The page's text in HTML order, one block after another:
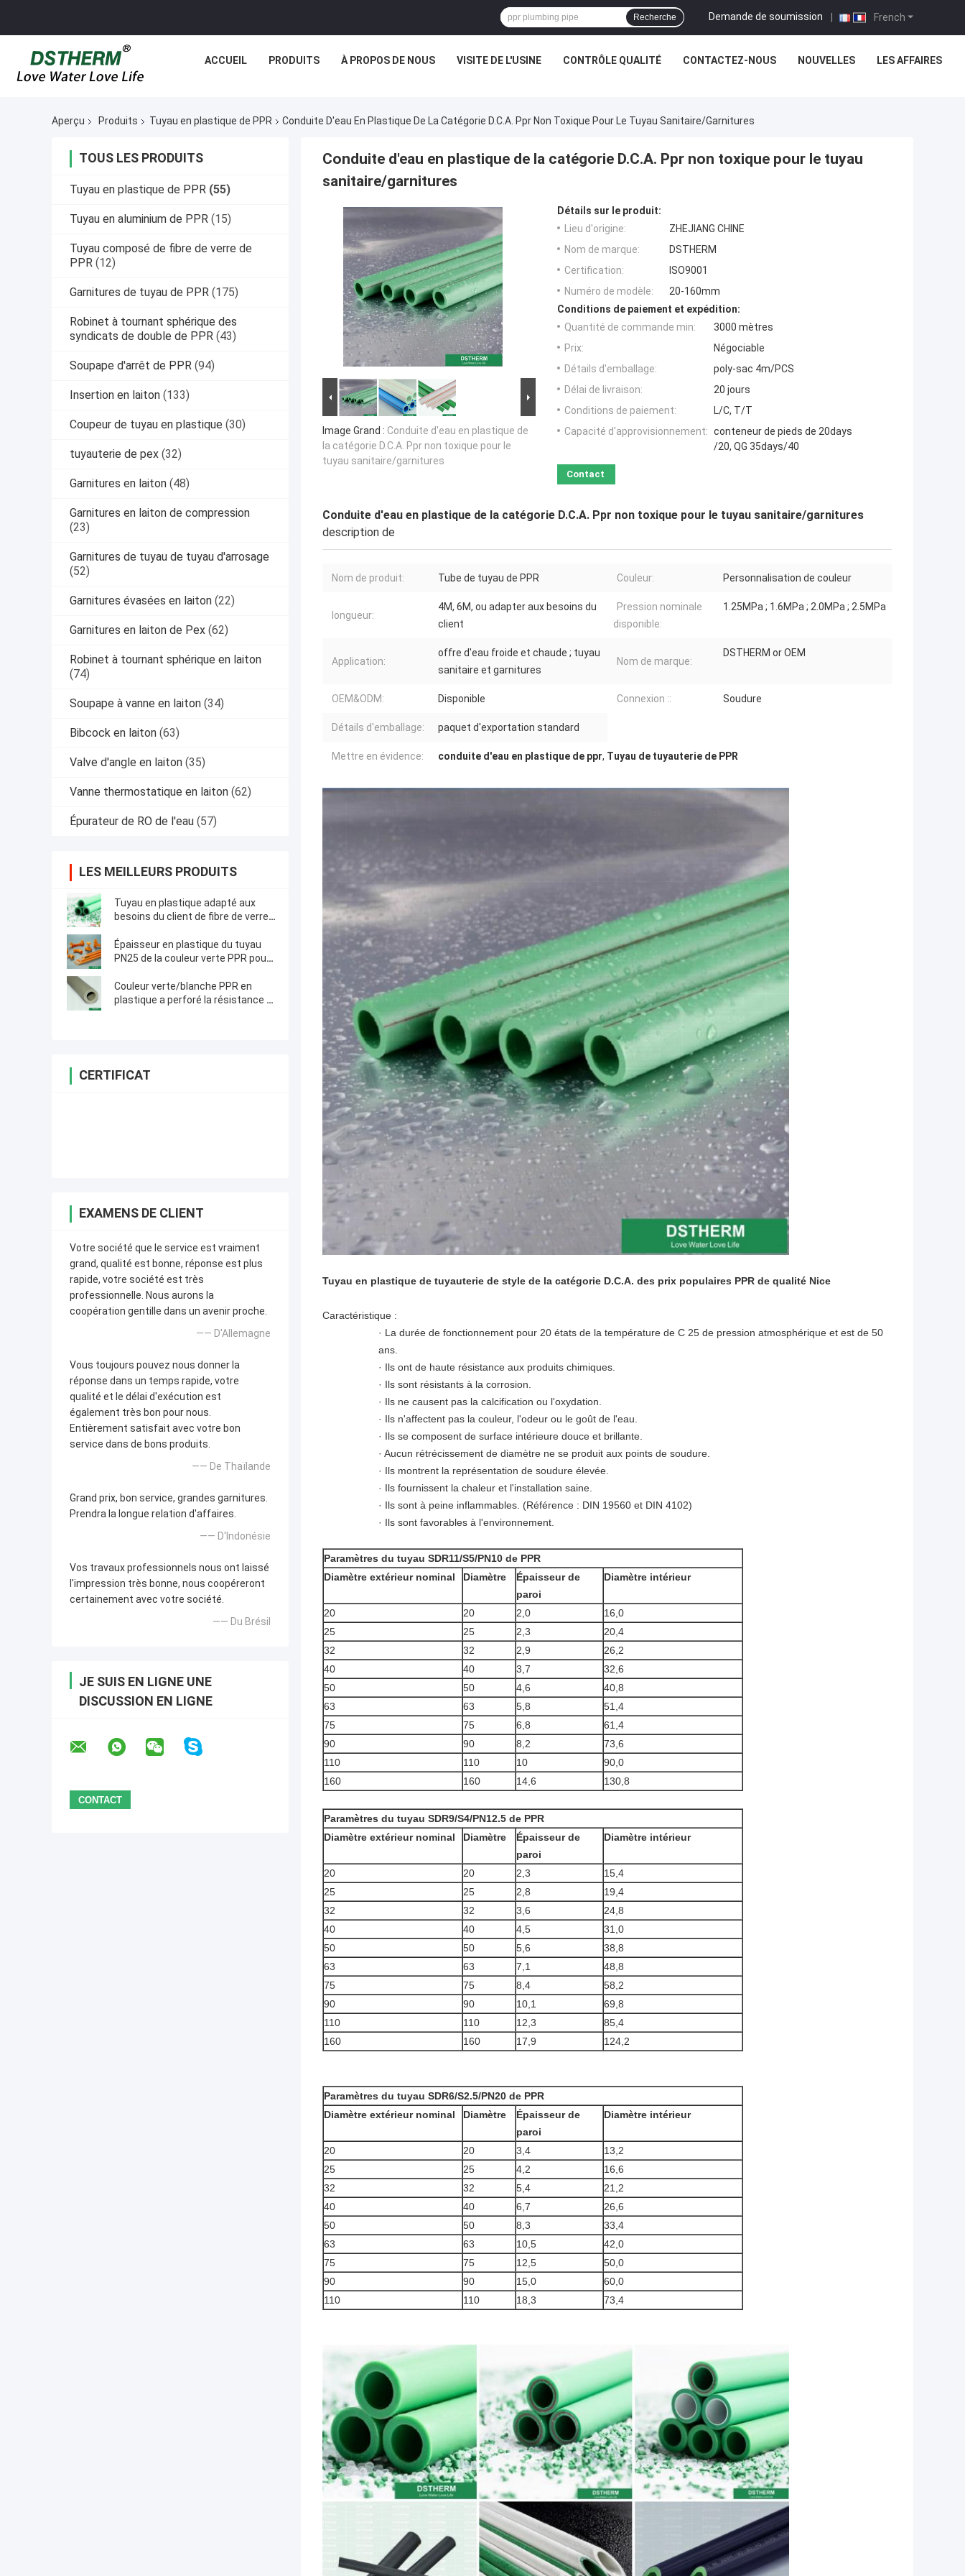
French
Demande de soumission |
Recherche
ACCUEIL PRODUITS À PROPOS DE NOUS VISITE DE L'USINE CONTRÔLE QUALITÉ CONTACTEZ-NOUS NOUVELLES LES AFFAIRES
Aperçu Produits Tuyau en plastique de PPR Conduite D'eau En Plastique De La Catégorie D.C.A. Ppr Non Toxique Pour Le Tuyau Sanitaire/garnitures
TOUS LES PRODUITS
Tuyau en plastique de PPR (55)
Tuyau en aluminium de PPR (15)
Tuyau composé de fibre de verre de
PPR (12)
Garnitures de tuyau de PPR (175)
Robinet à tournant sphérique des
syndicats de double de PPR (43)
Soupape d'arrêt de PPR (94)
Insertion en laiton (133)
Coupeur de tuyau en plastique (30)
tuyauterie de pex (32)
Garnitures en laiton (48)
Garnitures en laiton de compression
(23)
Garnitures de tuyau de tuyau d'arrosage
(52)
Garnitures évasées en laiton (22)
Garnitures en laiton de Pex (62)
Robinet à tournant sphérique en laiton
(74)
Soupape à vanne en laiton (34)
Bibcock en laiton (63)
Valve d'angle en laiton (35)
Vanne thermostatique en laiton (62)
Épurateur de RO de l'eau (57)
LES MEILLEURS PRODUITS
Tuyau en plastique adapté aux
besoins du client de fibre de verre
plastique sûr fiable
Épaisseur en plastique du tuyau
PN25 de la couleur verte PPR pour
Couleur verte/blanche PPR en
plastique a perforé la résistance à
CERTIFICAT
EXAMENS DE CLIENT
Votre société que le service est vraiment
grand, qualité est bonne, réponse est plus
rapide, votre société est très
professionnelle. Nous aurons la
coopération gentille dans un avenir proche.
—— D'Allemagne
Vous toujours pouvez nous donner la
réponse dans un temps rapide, votre
qualité et le délai d'exécution est
également très bon pour nous.
Entièrement satisfait avec votre bon
service dans de bons produits.
—— De Thaïlande
Grand prix, bon service, grandes garnitures.
Prendra la longue relation d'affaires.
—— D'Indonésie
Vos travaux professionnels nous ont laissé
l'impression très bonne, nous coopéreront
certainement avec votre société.
—— Du Brésil
JE SUIS EN LIGNE UNE
DISCUSSION EN LIGNE
Conduite d'eau en plastique de la catégorie D.C.A. Ppr non toxique pour le tuyau
sanitaire/garnitures
Image Grand : Conduite d'eau en plastique de
la catégorie D.C.A. Ppr non toxique pour le
tuyau sanitaire/garnitures
Détails sur le produit:
Lieu d'origine:
ZHEJIANG CHINE
Nom de marque:
DSTHERM
Certification:
ISO9001
Numéro de modèle:
20-160mm
Conditions de paiement et expédition:
Quantité de commande min:
3000 mètres
Prix:
Négociable
Détails d'emballage:
poly-sac 4m/PCS
Délai de livraison:
20 jours
Conditions de paiement:
L/C, T/T
Capacité d'approvisionnement: conteneur de pieds de 20days
/20, QG 35days/40
Contact
Conduite d'eau en plastique de la catégorie D.C.A. Ppr non toxique pour le tuyau sanitaire/garnitures
description de
Nom de produit: Tube de tuyau de PPR Couleur: Personnalisation de couleur
longueur:
4M, 6M, ou adapter aux besoins du
client
Pression nominale
disponible:
1.25MPa ; 1.6MPa ; 2.0MPa ; 2.5MPa
Application:
offre d'eau froide et chaude ; tuyau
sanitaire et garnitures
Nom de marque:
DSTHERM or OEM
OEM&ODM: Disponible Connexion :: Soudure
Détails d'emballage: paquet d'exportation standard
Mettre en évidence: conduite d'eau en plastique de ppr, Tuyau de tuyauterie de PPR
Tuyau en plastique de tuyauterie de style de la catégorie D.C.A. des prix populaires PPR de qualité Nice
Caractéristique :
· La durée de fonctionnement pour 20 états de la température de C 25 de pression atmosphérique et est de 50
ans.
· Ils ont de haute résistance aux produits chimiques.
· Ils sont résistants à la corrosion.
· Ils ne causent pas la calcification ou l'oxydation.
· Ils n'affectent pas la couleur, l'odeur ou le goût de l'eau.
· Ils se composent de surface intérieure douce et brillante.
· Aucun rétrécissement de diamètre ne se produit aux points de soudure.
· Ils montrent la représentation de soudure élevée.
· Ils fournissent la chaleur et l'installation saine.
· Ils sont à peine inflammables. (Référence : DIN 19560 et DIN 4102)
· Ils sont favorables à l'environnement.
Paramètres du tuyau SDR11/S5/PN10 de PPR
Diamètre extérieur nominal
Diamètre
Épaisseur de
paroi
Diamètre intérieur
20 20 2,0
16,0
25
25 2,3
20,4
32
32 2,9
26,2
40
40 3,7
32,6
50
50 4,6
40,8
63
63 5,8
51,4
75
75 6,8
61,4
90
90 8,2
73,6
110
110 10
90,0
160
160 14,6 130,8
Paramètres du tuyau SDR9/S4/PN12.5 de PPR
Diamètre extérieur nominal
Diamètre
Épaisseur de
paroi
Diamètre intérieur
20 20 2,3
15,4
25
25 2,8
19,4
32
32 3,6
24,8
40
40 4,5
31,0
50
50 5,6
38,8
63
63 7,1
48,8
75
75 8,4
58,2
90
90 10,1
69,8
110
110 12,3
85,4
160
160 17,9 124,2
Paramètres du tuyau SDR6/S2.5/PN20 de PPR
Diamètre extérieur nominal
Diamètre
Épaisseur de
paroi
Diamètre intérieur
20 20 3,4
13,2
25
25 4,2
16,6
32
32 5,4
21,2
40
40 6,7
26,6
50
50 8,3
33,4
63
63 10,5
42,0
75
75 12,5
50,0
90
90 15,0
60,0
110
110 18,3 73,4